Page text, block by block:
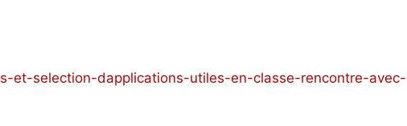
et-selection-dapplications-utiles-en-classe-rencontre-avec-